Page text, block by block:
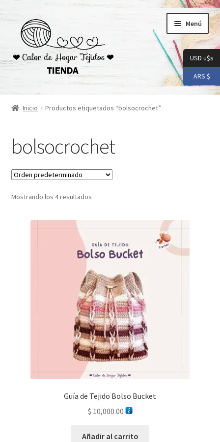
navegación
contenido
Menú
Inicio
Checkout
Conoceme
Preguntas Frecuentes
Inicio Productos etiquetados “bolsocrochet”
bolsocrochet
Mostrando los 4 resultados
Guía de Tejido Bolso Bucket
$ 10,000.00
Añadir al carrito
USD u$s
ARS $